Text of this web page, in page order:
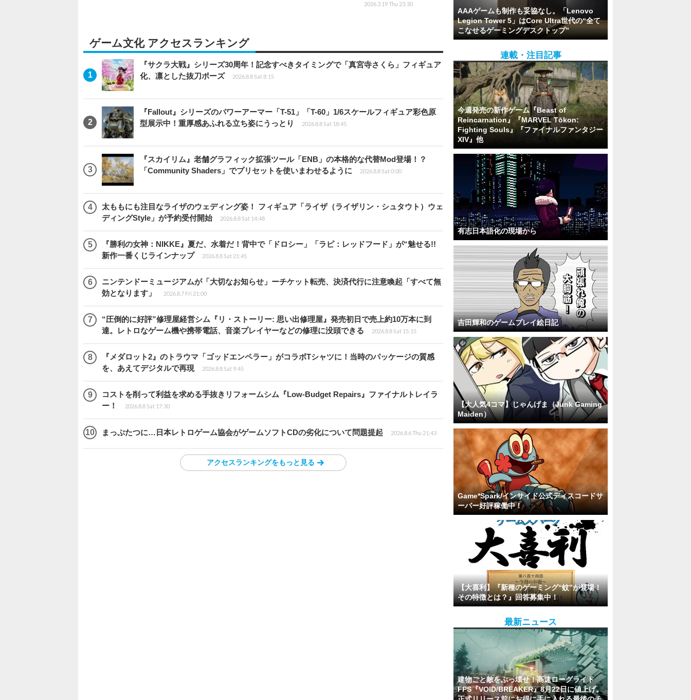
2026.3.19 Thu 23:30
ゲーム文化 アクセスランキング
『サクラ大戦』シリーズ30周年！記念すべきタイミングで「真宮寺さくら」フィギュア
化、凛とした抜刀ポーズ
2026.8.8 Sat 8:15
『Fallout』シリーズのパワーアーマー「T-51」「T-60」1/6スケールフィギュア彩色原
型展示中！重厚感あふれる立ち姿にうっとり
2026.8.8 Sat 18:45
『スカイリム』老舗グラフィック拡張ツール「ENB」の本格的な代替Mod登場！？
「Community Shaders」でプリセットを使いまわせるように
2026.8.8 Sat 0:00
太ももにも注目なライザのウェディング姿！ フィギュア「ライザ（ライザリン・シュタウト）ウェ
ディングStyle」が予約受付開始
2026.8.8 Sat 14:48
『勝利の女神：NIKKE』夏だ、水着だ！背中で「ドロシー」「ラピ：レッドフード」が“魅せる!!
新作一番くじラインナップ
2026.8.8 Sat 21:45
ニンテンドーミュージアムが「大切なお知らせ」ーチケット転売、決済代行に注意喚起「すべて無
効となります」
2026.8.7 Fri 21:00
“圧倒的に好評”修理屋経営シム『リ・ストーリー: 思い出修理屋』発売初日で売上約10万本に到
達。レトロなゲーム機や携帯電話、音楽プレイヤーなどの修理に没頭できる
2026.8.8 Sat 15:15
『メダロット2』のトラウマ「ゴッドエンペラー」がコラボTシャツに！当時のパッケージの質感
を、あえてデジタルで再現
2026.8.8 Sat 9:45
コストを削って利益を求める手抜きリフォームシム『Low-Budget Repairs』ファイナルトレイラ
ー！
2026.8.8 Sat 17:30
まっぷたつに…日本レトロゲーム協会がゲームソフトCDの劣化について問題提起 2026.8.6 Thu 21:43
アクセスランキングをもっと見る
AAAゲームも制作も妥協なし。「Lenovo
Legion Tower 5」はCore Ultra世代の“全て
こなせるゲーミングデスクトップ”
連載・注目記事
今週発売の新作ゲーム『Beast of
Reincarnation』『MARVEL Tōkon:
Fighting Souls』『ファイナルファンタジー
XIV』他
有志日本語化の現場から
吉田輝和のゲームプレイ絵日記
【大人気4コマ】じゃんげま（Junk Gaming
Maiden）
Game*Spark/インサイド公式ディスコードサ
ーバー好評稼働中！
【大喜利】『新種のゲーミング“蚊”が登場！
その特徴とは？』回答募集中！
最新ニュース
建物ごと敵をぶっ壊せ！高速ローグライト
FPS『VOID/BREAKER』8月22日に値上げ。